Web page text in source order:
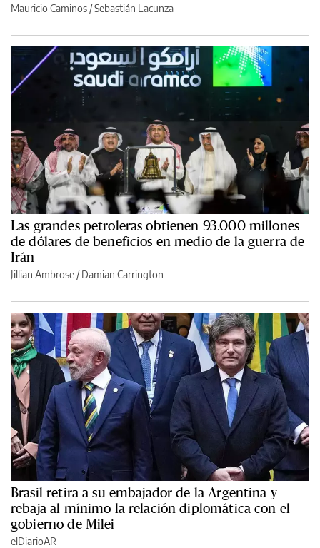
Mauricio Caminos /Sebastián Lacunza
Las grandes petroleras obtienen 93.000 millones
de dólares de beneficios en medio de la guerra de
Irán
Jillian Ambrose / Damian Carrington
Brasil retira a su embajador de la Argentina y
rebaja al mínimo la relación diplomática con el
gobierno de Milei
elDiarioAR